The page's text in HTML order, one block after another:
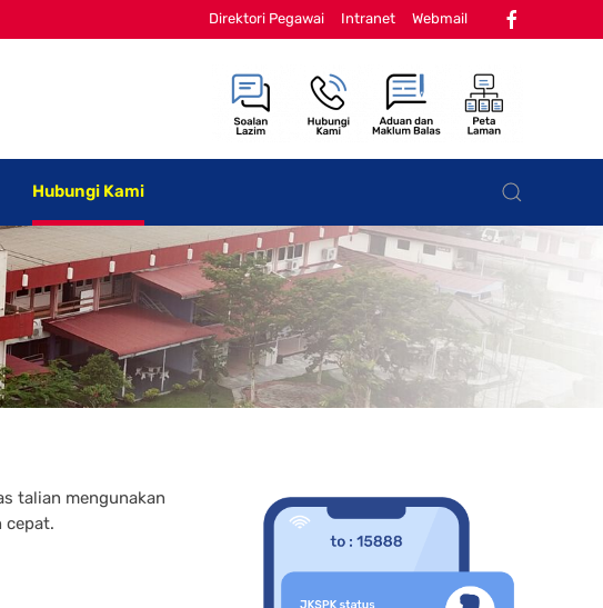
Direktori Pegawai Intranet Webmail
Hubungi Kami
talian mengunakan
cepat.